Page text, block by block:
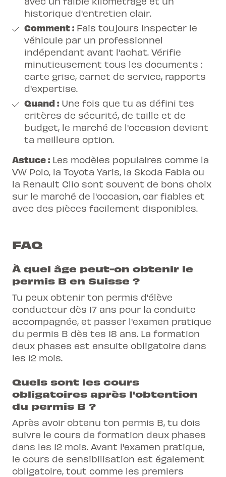
historique d'entretien clair.
Comment : Fais toujours inspecter le
véhicule par un professionnel
indépendant avant l'achat. Vérifie
minutieusement tous les documents :
carte grise, carnet de service, rapports
d'expertise.
Quand : Une fois que tu as défini tes
critères de sécurité, de taille et de
budget, le marché de l'occasion devient
ta meilleure option.
Astuce : Les modèles populaires comme la
VW Polo, la Toyota Yaris, la Skoda Fabia ou
la Renault Clio sont souvent de bons choix
sur le marché de l'occasion, car fiables et
avec des pièces facilement disponibles.
FAQ
À quel âge peut-on obtenir le
permis B en Suisse ?
Tu peux obtenir ton permis d'élève
conducteur dès 17 ans pour la conduite
accompagnée, et passer l'examen pratique
du permis B dès tes 18 ans. La formation
deux phases est ensuite obligatoire dans
les 12 mois.
Quels sont les cours
obligatoires après l'obtention
du permis B ?
Après avoir obtenu ton permis B, tu dois
suivre le cours de formation deux phases
dans les 12 mois. Avant l'examen pratique,
le cours de sensibilisation est également
obligatoire, tout comme les premiers